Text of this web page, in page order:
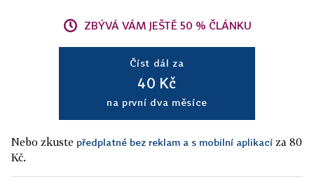
ZBÝVÁ VÁM JEŠTĚ 50 % ČLÁNKU
Číst dál za
40 Kč
na první dva měsíce
Nebo zkuste předplatné bez reklam a s mobilní aplikací za 80
Kč.